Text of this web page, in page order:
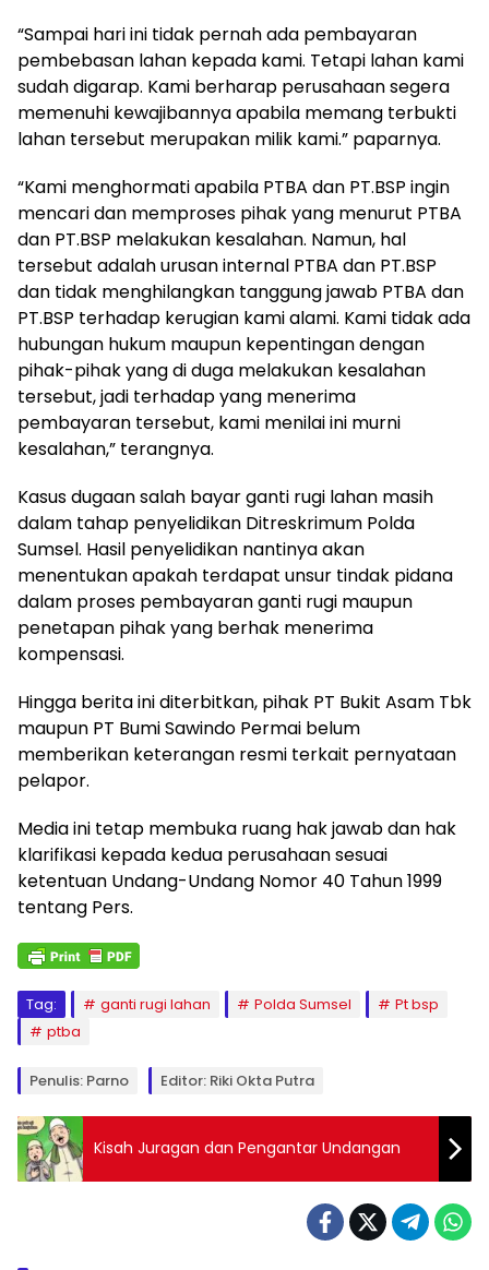
“Sampai hari ini tidak pernah ada pembayaran
pembebasan lahan kepada kami. Tetapi lahan kami
sudah digarap. Kami berharap perusahaan segera
memenuhi kewajibannya apabila memang terbukti
lahan tersebut merupakan milik kami.” paparnya.
“Kami menghormati apabila PTBA dan PT.BSP ingin
mencari dan memproses pihak yang menurut PTBA
dan PT.BSP melakukan kesalahan. Namun, hal
tersebut adalah urusan internal PTBA dan PT.BSP
dan tidak menghilangkan tanggung jawab PTBA dan
PT.BSP terhadap kerugian kami alami. Kami tidak ada
hubungan hukum maupun kepentingan dengan
pihak-pihak yang di duga melakukan kesalahan
tersebut, jadi terhadap yang menerima
pembayaran tersebut, kami menilai ini murni
kesalahan,” terangnya.
Kasus dugaan salah bayar ganti rugi lahan masih
dalam tahap penyelidikan Ditreskrimum Polda
Sumsel. Hasil penyelidikan nantinya akan
menentukan apakah terdapat unsur tindak pidana
dalam proses pembayaran ganti rugi maupun
penetapan pihak yang berhak menerima
kompensasi.
Hingga berita ini diterbitkan, pihak PT Bukit Asam Tbk
maupun PT Bumi Sawindo Permai belum
memberikan keterangan resmi terkait pernyataan
pelapor.
Media ini tetap membuka ruang hak jawab dan hak
klarifikasi kepada kedua perusahaan sesuai
ketentuan Undang-Undang Nomor 40 Tahun 1999
tentang Pers.
Tag: ganti rugi lahan Polda Sumsel
Pt bsp
ptba
Penulis: Parno Editor: Riki Okta Putra
Kisah Juragan dan Pengantar Undangan